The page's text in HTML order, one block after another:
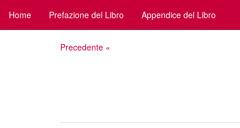
Home Prefazione del Libro Appendice del Libro
Precedente «